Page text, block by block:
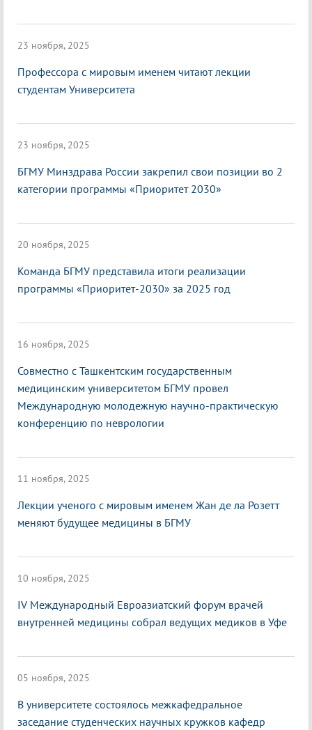
23 ноября, 2025
Профессора с мировым именем читают лекции
студентам Университета
23 ноября, 2025
БГМУ Минздрава России закрепил свои позиции во 2
категории программы «Приоритет 2030»
20 ноября, 2025
Команда БГМУ представила итоги реализации
программы «Приоритет-2030» за 2025 год
16 ноября, 2025
Совместно с Ташкентским государственным
медицинским университетом БГМУ провел
Международную молодежную научно-практическую
конференцию по неврологии
11 ноября, 2025
Лекции ученого с мировым именем Жан де ла Розетт
меняют будущее медицины в БГМУ
10 ноября, 2025
IV Международный Евроазиатский форум врачей
внутренней медицины собрал ведущих медиков в Уфе
05 ноября, 2025
В университете состоялось межкафедральное
заседание студенческих научных кружков кафедр